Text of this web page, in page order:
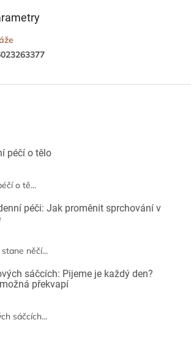
péčí o tělo
o tě...
péči: Jak proměnit sprchování v
něčí...
sáčcích: Pijeme je každý den?
překvapí
sáčcích...